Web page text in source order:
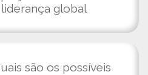
global
são os possíveis